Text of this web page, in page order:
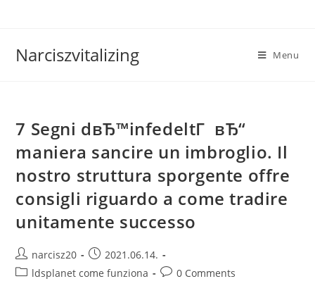
Narciszvitalizing Menu
7 Segni dвЂ™infedeltГ вЂ“
maniera sancire un imbroglio. Il
nostro struttura sporgente offre
consigli riguardo a come tradire
unitamente successo
Post
author:
narcisz20
Post
published:
2021.06.14.
Postldsplanet come funziona
Post0 Comments